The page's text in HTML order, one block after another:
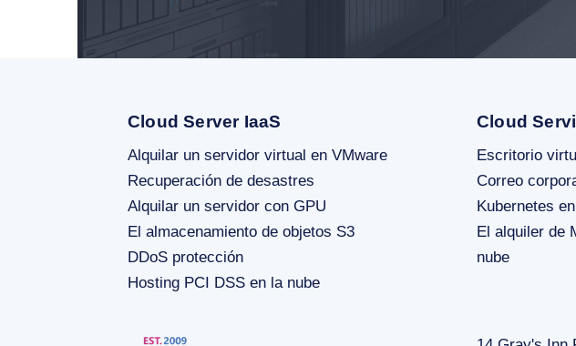
Cloud Server IaaS
Alquilar un servidor virtual en VMware
Recuperación de desastres
Alquilar un servidor con GPU
El almacenamiento de objetos S3
DDoS protección
Hosting PCI DSS en la nube
Cloud
Escritorio
Correo
Kubernetes
El alquiler de
nube